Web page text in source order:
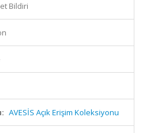
Bildiri
AVESİS Açık Erişim Koleksiyonu